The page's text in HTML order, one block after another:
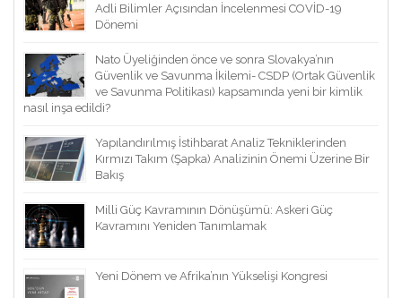
Adli Bilimler Açısından İncelenmesi COVİD-19
Dönemi
Nato Üyeliğinden önce ve sonra Slovakya’nın
Güvenlik ve Savunma İkilemi- CSDP (Ortak Güvenlik
ve Savunma Politikası) kapsamında yeni bir kimlik
nasıl inşa edildi?
Yapılandırılmış İstihbarat Analiz Tekniklerinden
Kırmızı Takım (Şapka) Analizinin Önemi Üzerine Bir
Bakış
Milli Güç Kavramının Dönüşümü: Askeri Güç
Kavramını Yeniden Tanımlamak
Yeni Dönem ve Afrika’nın Yükselişi Kongresi